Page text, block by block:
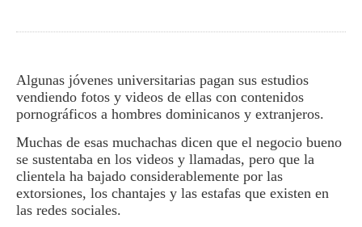
Algunas jóvenes universi­tarias pagan sus estudios
vendiendo fotos y videos de ellas con contenidos
pornográficos a hombres dominicanos y extranje­ros.
Muchas de esas mucha­chas dicen que el negocio bueno
se sustentaba en los videos y llamadas, pero que la
clientela ha bajado considerablemente por las
extorsiones, los chantajes y las estafas que existen en
las redes sociales.